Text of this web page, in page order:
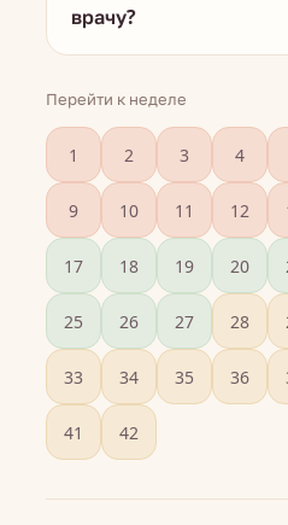
врачу?
Перейти к неделе
1 2 3 4
9 10 11 12
17 18 19 20
25 26 27 28
33 34 35 36
41 42